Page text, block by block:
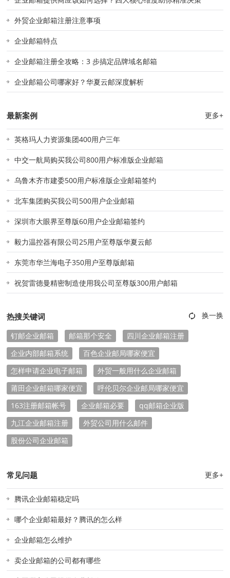
外贸企业邮箱注册注意事项
企业邮箱特点
企业邮箱注册全攻略：3 步搞定品牌域名邮箱
企业邮箱公司哪家好？华夏云邮深度解析
最新案例 更多+
英格玛人力资源集团400用户三年
中交一航局购买我公司800用户标准版企业邮箱
乌鲁木齐市建委500用户标准版企业邮箱签约
北车集团购买我公司500用户企业邮箱
深圳市大眼界至尊版60用户企业邮箱签约
毅力温控器有限公司25用户至尊版华夏云邮
东莞市华兰海电子350用户至尊版邮箱
祝贺雷德曼精密制造使用我公司至尊版300用户邮箱
热搜关键词
钉邮企业邮箱 邮箱那个安全
四川企业邮箱注册
企业内部邮箱系统
百色企业邮局哪家便宜
怎样申请企业电子邮箱
外贸一般用什么企业邮箱
莆田企业邮箱哪家便宜
呼伦贝尔企业邮局哪家便宜
163注册邮箱帐号
企业邮箱必要
qq邮箱企业版
九江企业邮箱注册
外贸公司用什么邮件
股份公司企业邮箱
常见问题 更多+
腾讯企业邮箱稳定吗
哪个企业邮箱最好？腾讯的怎么样
企业邮箱怎么维护
卖企业邮箱的公司都有哪些